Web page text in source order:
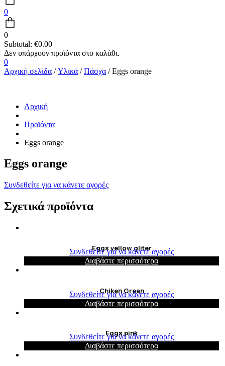
0
0
Subtotal: €0.00
0
Αρχική σελίδα /Υλικά /Πάσχα / Eggs orange
Αρχική
Προϊόντα
Eggs orange
Eggs orange
Συνδεθείτε για να κάνετε αγορές
Σχετικά προϊόντα
Eggs yellow gliter
Συνδεθείτε για να κάνετε αγορές
Διαβάστε περισσότερα
Chiken Green
Συνδεθείτε για να κάνετε αγορές
Διαβάστε περισσότερα
Eggs pink
Συνδεθείτε για να κάνετε αγορές
Διαβάστε περισσότερα